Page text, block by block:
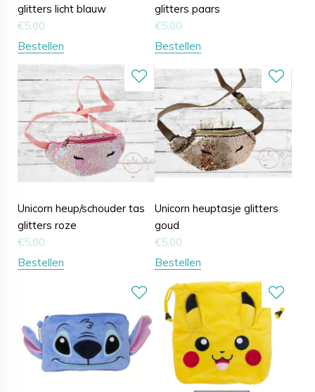
glitters licht blauw
€5,00
Bestellen
glitters paars
€5,00
Bestellen
Unicorn heup/schouder tas
glitters roze
€5,00
Bestellen
Unicorn heuptasje glitters
goud
€5,00
Bestellen